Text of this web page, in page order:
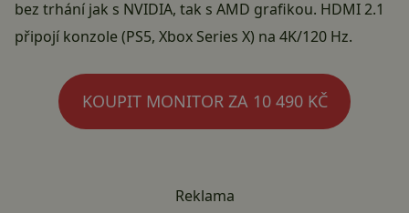
bez trhání jak s NVIDIA, tak s AMD grafikou. HDMI 2.1
připojí konzole (PS5, Xbox Series X) na 4K/120 Hz.
KOUPIT MONITOR ZA 10 490 KČ
Reklama